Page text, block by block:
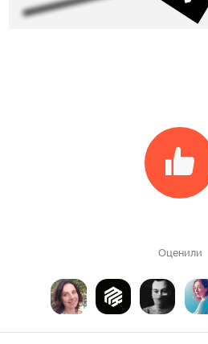
Оценили